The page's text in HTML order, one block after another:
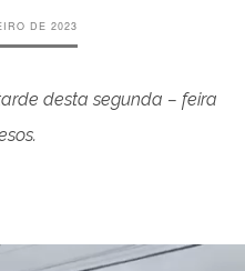
DE 2023
desta segunda – feira